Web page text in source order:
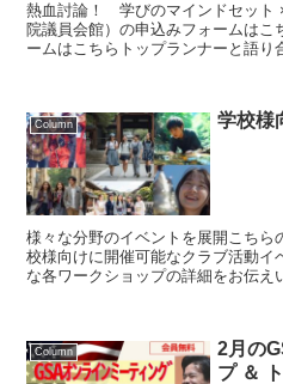
熱血討論！ 学びのマインドセット
院議員会館）の申込みフォームはこ
ームはこちらトップランナーと語り
Column 学校様
様々な分野のイベントを展開こちら
校様向けに開催可能なクラブ活動イ
な各ワークショップの詳細をお伝え
Column
2月の
プ ＆